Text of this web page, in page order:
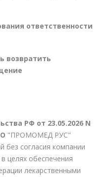
ответственности
возвратить
РФ от 23.05.2026 N
"ПРОМОМЕД РУС"
без согласия компании
обеспечения
лекарственными